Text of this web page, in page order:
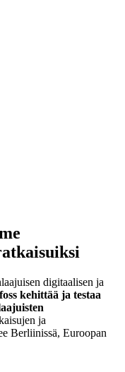
digitaalisen ja
kehittää ja testaa
ja
Berliinissä, Euroopan